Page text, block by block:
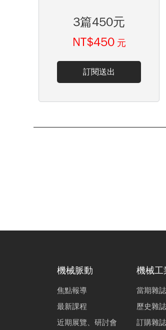
3篇450元
NT$450 元
訂閱送出
機械脈動
焦點報導
最新課程
近期展覽、研討會
機械工
當期雜誌
歷史雜誌
訂購雜誌